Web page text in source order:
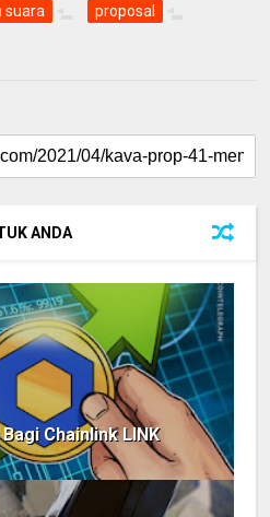
suara proposal
ANDA
Chainlink LINK